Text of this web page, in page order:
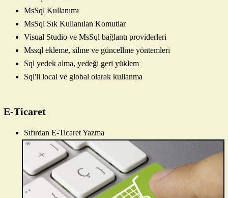
MsSql Kullanımı
MsSql Sık Kullanılan Komutlar
Visual Studio ve MsSql bağlantı providerleri
Mssql ekleme, silme ve güncellme yöntemleri
Sql yedek alma, yedeği geri yüklem
Sql'li local ve global olarak kullanma
E-Ticaret
Sıfırdan E-Ticaret Yazma